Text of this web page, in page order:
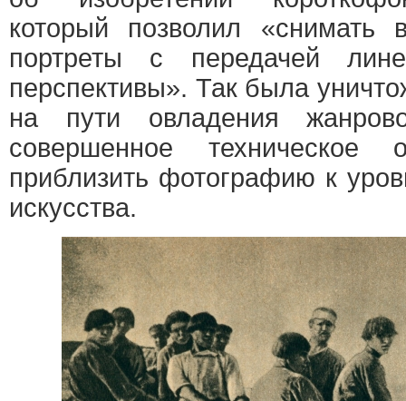
который позволил
портреты с передачей
перспективы». Так была
на пути овладения
совершенное техническое
приблизить фотографию к
искусства.